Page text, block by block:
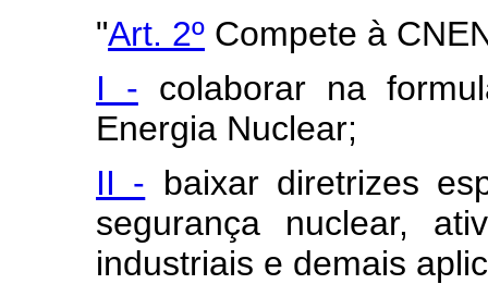
"Art. 2º Compete à
I - colaborar na
Energia Nuclear;
II - baixar diretrizes
segurança nuclear,
industriais e demais